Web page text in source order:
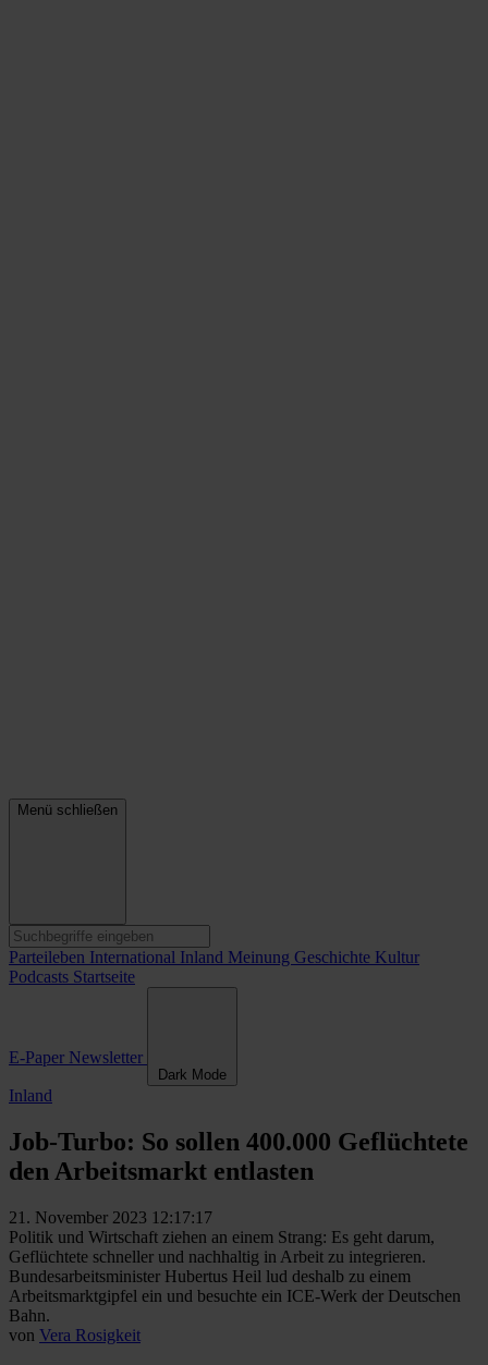
Menü schließen
Parteileben International Inland Meinung Geschichte Kultur
Podcasts Startseite
E-Paper Newsletter
Dark Mode
Inland
Job-Turbo: So sollen 400.000 Geflüchtete
den Arbeitsmarkt entlasten
21. November 2023 12:17:17
Politik und Wirtschaft ziehen an einem Strang: Es geht darum,
Geflüchtete schneller und nachhaltig in Arbeit zu integrieren.
Bundesarbeitsminister Hubertus Heil lud deshalb zu einem
Arbeitsmarktgipfel ein und besuchte ein ICE-Werk der Deutschen
Bahn.
von Vera Rosigkeit